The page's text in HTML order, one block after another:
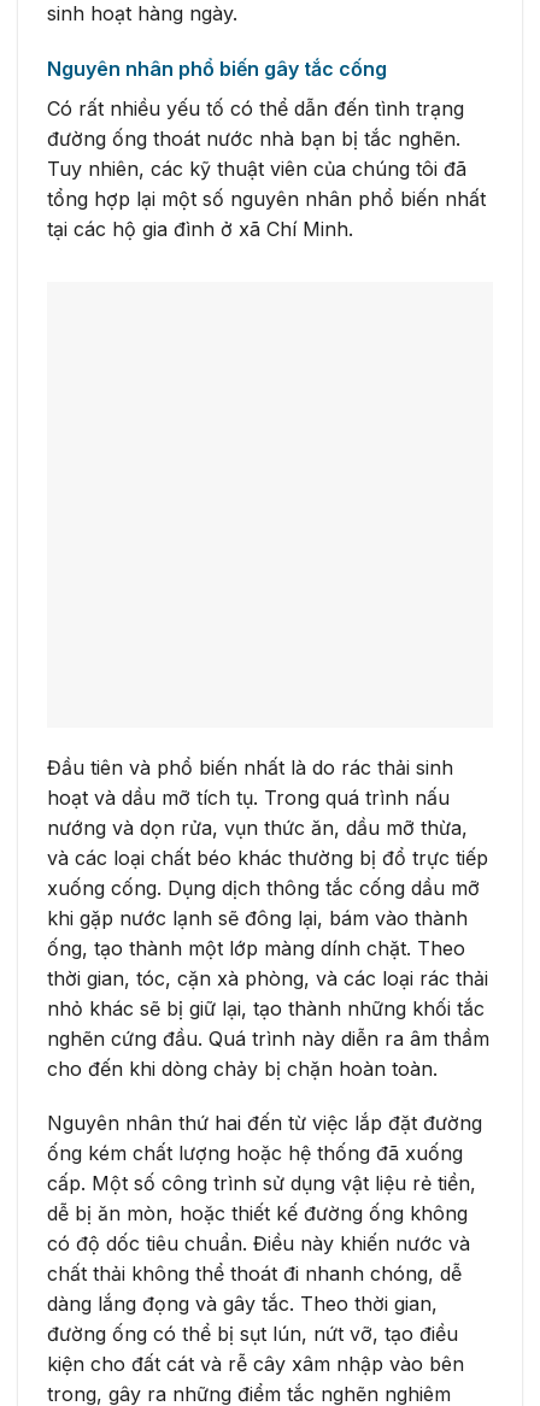
sinh hoạt hàng ngày.
Nguyên nhân phổ biến gây tắc cống
Có rất nhiều yếu tố có thể dẫn đến tình trạng
đường ống thoát nước nhà bạn bị tắc nghẽn.
Tuy nhiên, các kỹ thuật viên của chúng tôi đã
tổng hợp lại một số nguyên nhân phổ biến nhất
tại các hộ gia đình ở xã Chí Minh.
Đầu tiên và phổ biến nhất là do rác thải sinh
hoạt và dầu mỡ tích tụ. Trong quá trình nấu
nướng và dọn rửa, vụn thức ăn, dầu mỡ thừa,
và các loại chất béo khác thường bị đổ trực tiếp
xuống cống. Dụng dịch thông tắc cống dầu mỡ
khi gặp nước lạnh sẽ đông lại, bám vào thành
ống, tạo thành một lớp màng dính chặt. Theo
thời gian, tóc, cặn xà phòng, và các loại rác thải
nhỏ khác sẽ bị giữ lại, tạo thành những khối tắc
nghẽn cứng đầu. Quá trình này diễn ra âm thầm
cho đến khi dòng chảy bị chặn hoàn toàn.
Nguyên nhân thứ hai đến từ việc lắp đặt đường
ống kém chất lượng hoặc hệ thống đã xuống
cấp. Một số công trình sử dụng vật liệu rẻ tiền,
dễ bị ăn mòn, hoặc thiết kế đường ống không
có độ dốc tiêu chuẩn. Điều này khiến nước và
chất thải không thể thoát đi nhanh chóng, dễ
dàng lắng đọng và gây tắc. Theo thời gian,
đường ống có thể bị sụt lún, nứt vỡ, tạo điều
kiện cho đất cát và rễ cây xâm nhập vào bên
trong, gây ra những điểm tắc nghẽn nghiêm